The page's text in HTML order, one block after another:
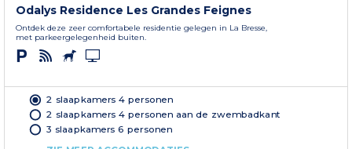
Odalys Residence Les Grandes Feignes
Ontdek deze zeer comfortabele residentie gelegen in La Bresse,
met parkeergelegenheid buiten.
2 slaapkamers 4 personen
2 slaapkamers 4 personen aan de zwembadkant
3 slaapkamers 6 personen